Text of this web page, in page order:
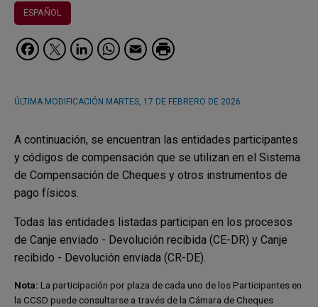
ESPAÑOL
Facebook
Twitter
LinkedIn
WhatsApp
Email
ÚLTIMA MODIFICACIÓN MARTES, 17 DE FEBRERO DE 2026
A continuación, se encuentran las entidades participantes
y códigos de compensación que se utilizan en el Sistema
de Compensación de Cheques y otros instrumentos de
pago físicos.
Todas las entidades listadas participan en los procesos
de Canje enviado - Devolución recibida (CE-DR) y Canje
recibido - Devolución enviada (CR-DE).
Nota: La participación por plaza de cada uno de los Participantes en
la CCSD puede consultarse a través de la Cámara de Cheques